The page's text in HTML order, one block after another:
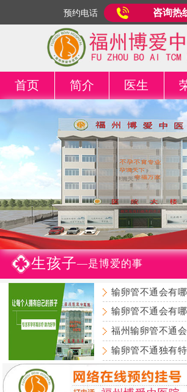
预约电话 咨询热
首页 简介 医生
生孩子—是博爱的事
输卵管不通会有
输卵管不通会有
福州输卵管不通
输卵管不通独有